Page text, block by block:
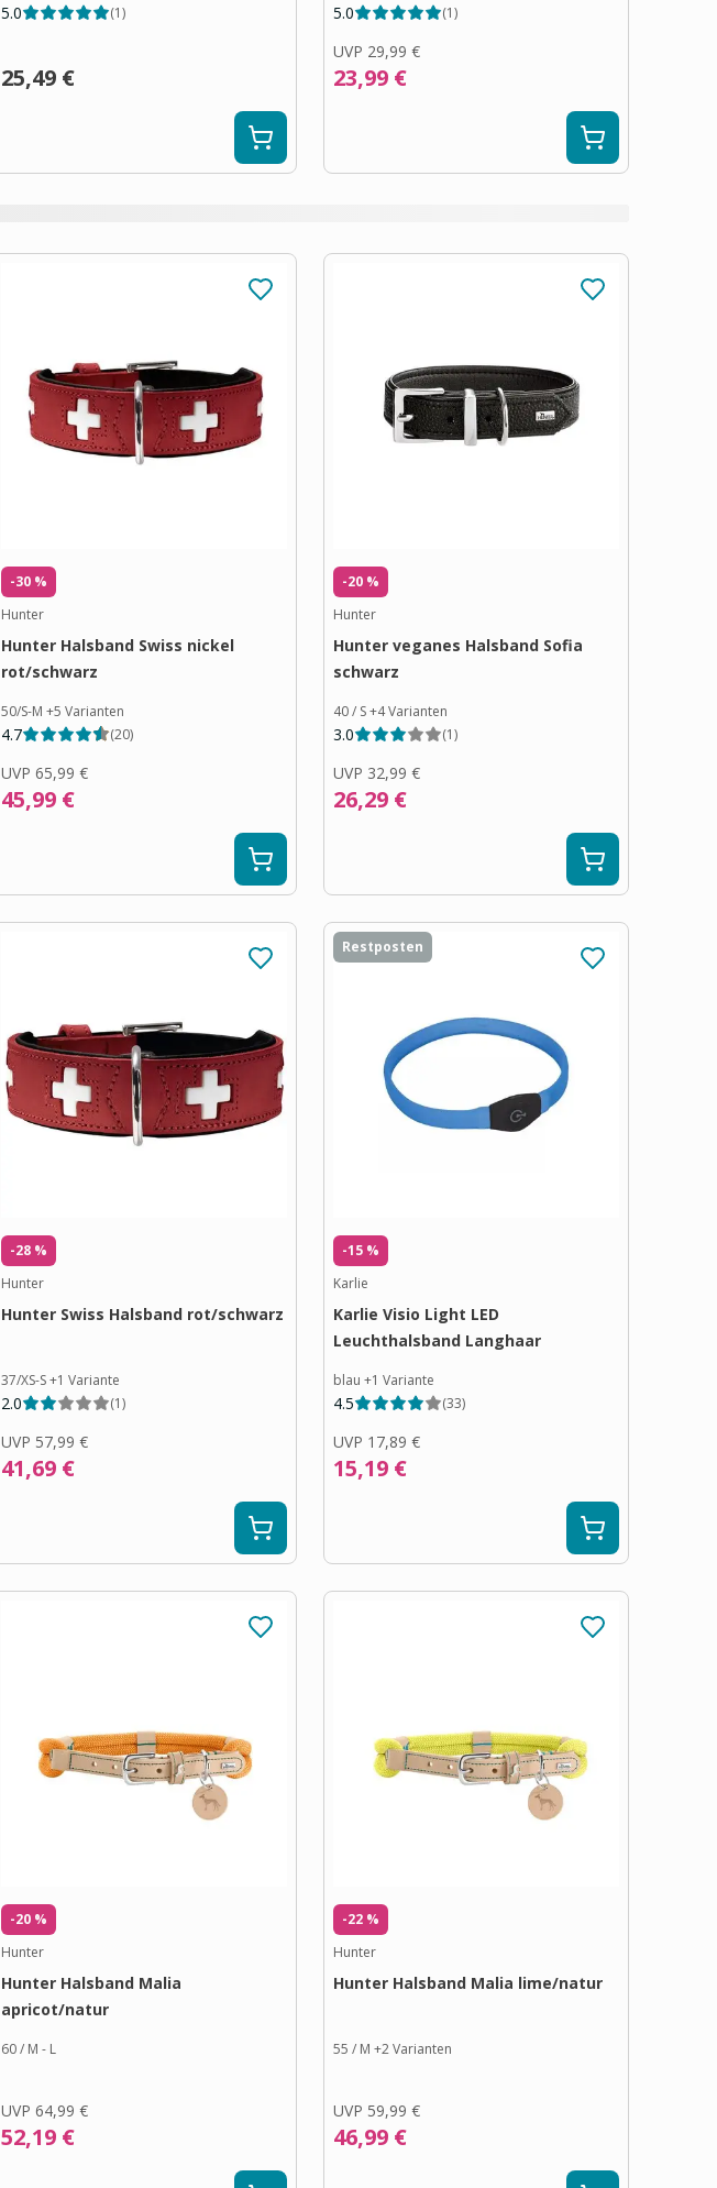
5.0 (1)
25,49 €
5.0 (1)
UVP 29,99 €
23,99 €
-30 %
Hunter
Hunter Halsband Swiss nickel
rot/schwarz
50/S-M +5 Varianten
4.7 (20)
UVP 65,99 €
45,99 €
-20 %
Hunter
Hunter veganes Halsband Sofia
schwarz
40 / S+4Varianten
3.0 (1)
UVP 32,99 €
26,29 €
-28 %
Hunter
Hunter Swiss Halsband rot/schwarz
37/XS-S+1 Variante
2.0 (1)
UVP 57,99 €
41,69 €
Restposten
-15 %
Karlie
Karlie Visio Light LED
Leuchthalsband Langhaar
blau +1 Variante
4.5 (33)
UVP 17,89 €
15,19 €
-20 %
Hunter
Hunter Halsband Malia
apricot/natur
60 / M - L
UVP 64,99 €
52,19 €
-22 %
Hunter
Hunter Halsband Malia lime/natur
55 / M +2Varianten
UVP 59,99 €
46,99 €